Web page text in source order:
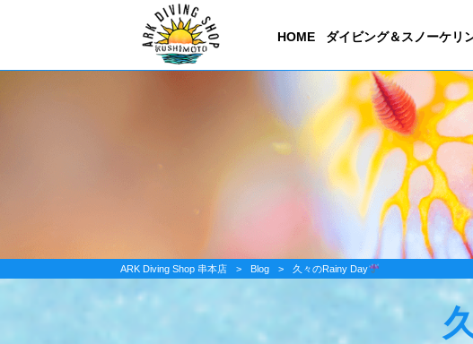
HOME ダイビング＆スノーケリ
ARK Diving Shop 串本店 > Blog > 久々のRainy Day